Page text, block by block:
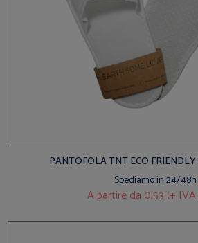
PANTOFOLA TNT ECO
Spediamo in 24/48h
A partire da 0,53 (+ IVA